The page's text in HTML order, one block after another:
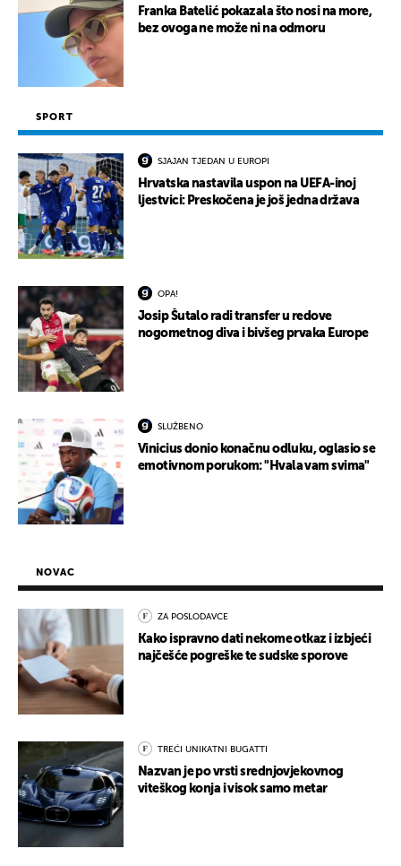
Franka Batelić pokazala što nosi na more,
bez ovoga ne može ni na odmoru
SPORT
SJAJAN TJEDAN U EUROPI
Hrvatska nastavila uspon na UEFA-inoj
ljestvici: Preskočena je još jedna država
OPA!
Josip Šutalo radi transfer u redove
nogometnog diva i bivšeg prvaka Europe
SLUŽBENO
Vinicius donio konačnu odluku, oglasio se
emotivnom porukom: "Hvala vam svima"
NOVAC
ZA POSLODAVCE
Kako ispravno dati nekome otkaz i izbjeći
najčešće pogreške te sudske sporove
TREĆI UNIKATNI BUGATTI
Nazvan je po vrsti srednjovjekovnog
viteškog konja i visok samo metar